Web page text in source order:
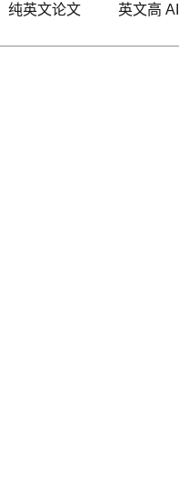
纯英文论文 英文高